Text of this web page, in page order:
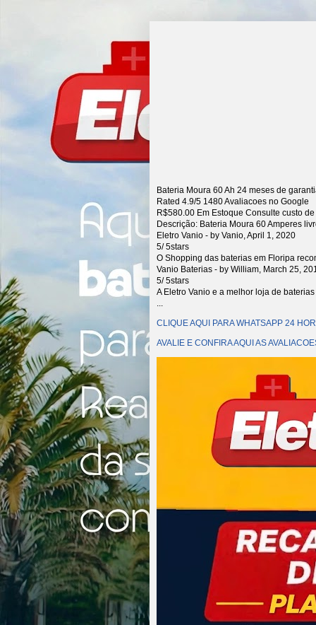
Bateria Moura 60 Ah 24 meses de
Rated 4.9/5 1480Avaliacoes no Google
R$580.00 Em Estoque Consulte custo
Descrição: Bateria Moura 60 Amperes
Eletro Vanio - by Vanio,April 1, 2020
5/5stars
O Shopping das baterias em Floripa
Vanio Baterias - by William, March 25,
5/5stars
A Eletro Vanio e a melhor loja de
...
CLIQUE AQUI PARA WHATSAPP 24
AVALIE E CONFIRA AQUI AS